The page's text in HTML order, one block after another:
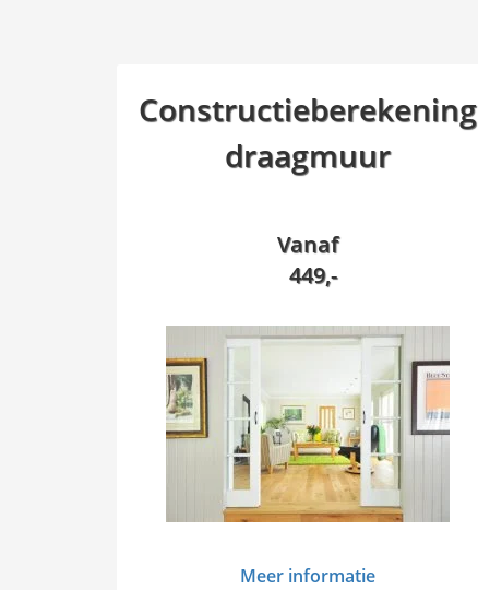
Constructieberekening
draagmuur
Vanaf
449,-
Meer informatie